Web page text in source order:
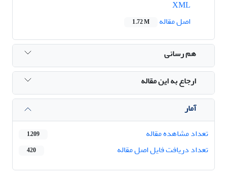
اصل مقاله
1.72 M
هم رسانی
ارجاع به این مقاله
آمار
تعداد مشاهده مقاله
1,209
تعداد دریافت فایل اصل مقاله 420